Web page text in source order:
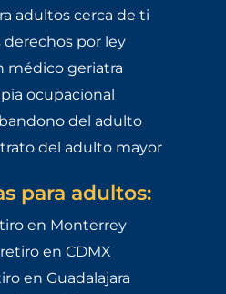
adultos cerca de ti
derechos por ley
médico geriatra
ocupacional
del adulto
del adulto mayor
para adultos:
en Monterrey
en CDMX
en Guadalajara